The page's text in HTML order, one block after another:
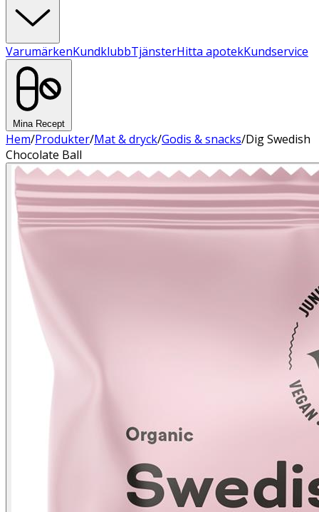
VarumärkenKundklubbTjänsterHitta apotekKundservice
Mina Recept
Hem/Produkter/Mat & dryck/Godis & snacks/Dig Swedish
Chocolate Ball